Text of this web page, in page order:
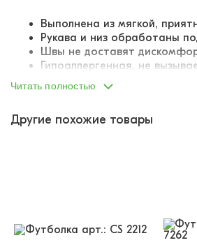
Выполнена из мягкой,
Рукава и низ обработаны
Швы не доставят
Гипоаллергенная, не
Круглый вырез горловины
Оверсайз
Читать полностью
Другие похожие товары